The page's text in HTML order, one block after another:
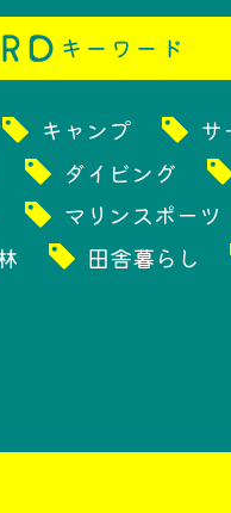
キャンプ サ
ダイビング
マリンスポーツ
田舎暮らし